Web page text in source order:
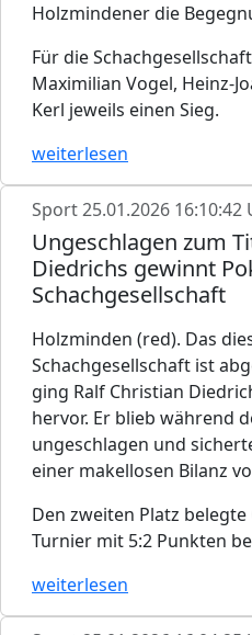
Holzmindener die
Für die
Maximilian Vogel, Heinz-
Kerl jeweils einen Sieg.
weiterlesen
Sport25.01.2026 16:10:42
Ungeschlagen zum
Diedrichs gewinnt
Schachgesellschaft
Holzminden (red). Das
Schachgesellschaft ist
ging Ralf Christian
hervor. Er blieb während
ungeschlagen und
einer makellosen Bilanz
Den zweiten Platz
Turnier mit 5:2 Punkten
weiterlesen